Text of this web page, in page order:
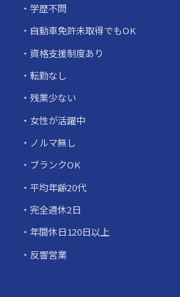
学歴不問
自動車免許未取得でもOK
資格支援制度あり
転勤なし
残業少ない
女性が活躍中
ノルマ無し
ブランクOK
平均年齢20代
完全週休2日
年間休日120日以上
反響営業